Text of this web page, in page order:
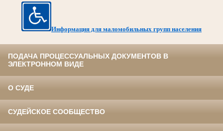
Информация для маломобильных групп населения
ПОДАЧА ПРОЦЕССУАЛЬНЫХ ДОКУМЕНТОВ В
ЭЛЕКТРОННОМ ВИДЕ
О СУДЕ
СУДЕЙСКОЕ СООБЩЕСТВО